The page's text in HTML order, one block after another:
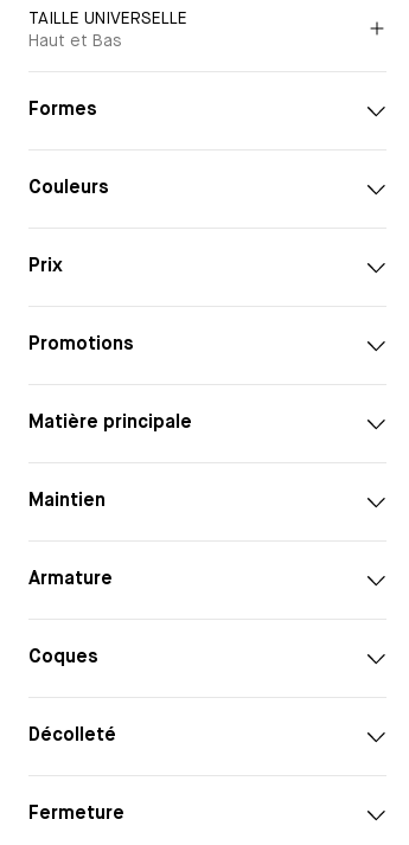
TAILLE UNIVERSELLE
Haut et Bas
Formes
Couleurs
Prix
Promotions
Matière principale
Maintien
Armature
Coques
Décolleté
Fermeture